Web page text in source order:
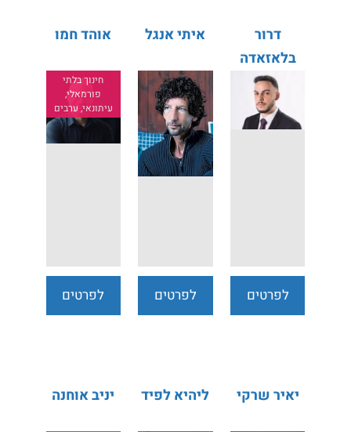
דרור
בלאזאדה
לפרטים
איתי אנגל
לפרטים
אוהד חמו
חינוך בלתי
פורמאלי,
עיתונאי, ערבים
לפרטים
יאיר שרקי ליהיא לפיד יניב אוחנה